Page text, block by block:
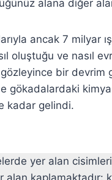
alana diğer
ancak 7 milyar
oluştuğu ve nasıl
bir
gökadalardaki
kadar gelindi.
yer alan
kaplamaktadır: